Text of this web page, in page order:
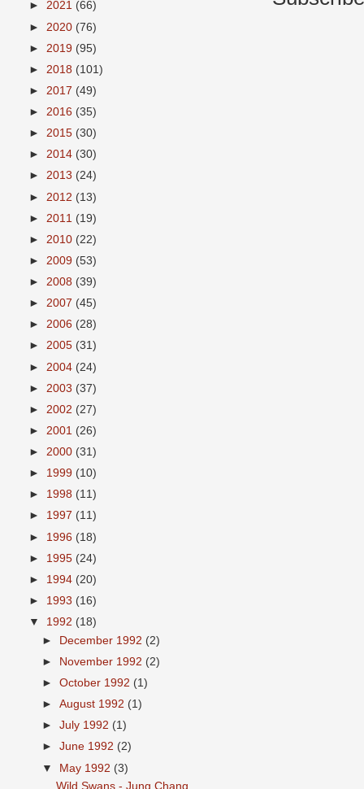
► 2021 (66)
► 2020 (76)
► 2019 (95)
► 2018 (101)
► 2017 (49)
► 2016 (35)
► 2015 (30)
► 2014 (30)
► 2013 (24)
► 2012 (13)
► 2011 (19)
► 2010 (22)
► 2009 (53)
► 2008 (39)
► 2007 (45)
► 2006 (28)
► 2005 (31)
► 2004 (24)
► 2003 (37)
► 2002 (27)
► 2001 (26)
► 2000 (31)
► 1999 (10)
► 1998 (11)
► 1997 (11)
► 1996 (18)
► 1995 (24)
► 1994 (20)
► 1993 (16)
▼ 1992 (18)
►
December 1992 (2)
►
November 1992 (2)
►October 1992 (1)
►August 1992 (1)
►July 1992 (1)
►June 1992 (2)
▼ May 1992 (3)
Wild Swans - Jung Chang